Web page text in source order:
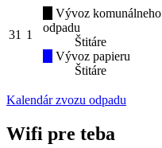
31 1
Vývoz komunálneho
odpadu
Štitáre
Vývoz papieru
Štitáre
Kalendár zvozu odpadu
Wifi pre teba